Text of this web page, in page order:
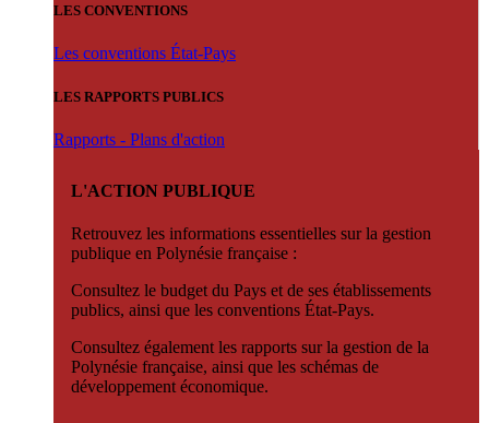
LES CONVENTIONS
Les conventions État-Pays
LES RAPPORTS PUBLICS
Rapports - Plans d'action
L'ACTION PUBLIQUE
Retrouvez les informations essentielles sur la gestion
publique en Polynésie française :
Consultez le budget du Pays et de ses établissements
publics, ainsi que les conventions État-Pays.
Consultez également les rapports sur la gestion de la
Polynésie française, ainsi que les schémas de
développement économique.